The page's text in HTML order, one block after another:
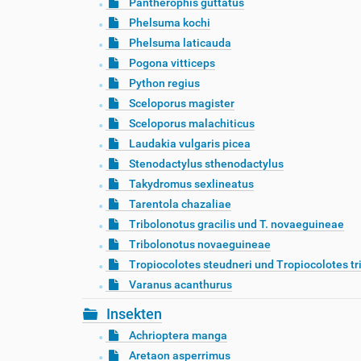
Phelsuma kochi
Phelsuma laticauda
Pogona vitticeps
Python regius
Sceloporus magister
Sceloporus malachiticus
Laudakia vulgaris picea
Stenodactylus sthenodactylus
Takydromus sexlineatus
Tarentola chazaliae
Tribolonotus gracilis und T. novaeguineae
Tribolonotus novaeguineae
Tropiocolotes steudneri und Tropiocolotes
Varanus acanthurus
Insekten
Achrioptera manga
Aretaon asperrimus